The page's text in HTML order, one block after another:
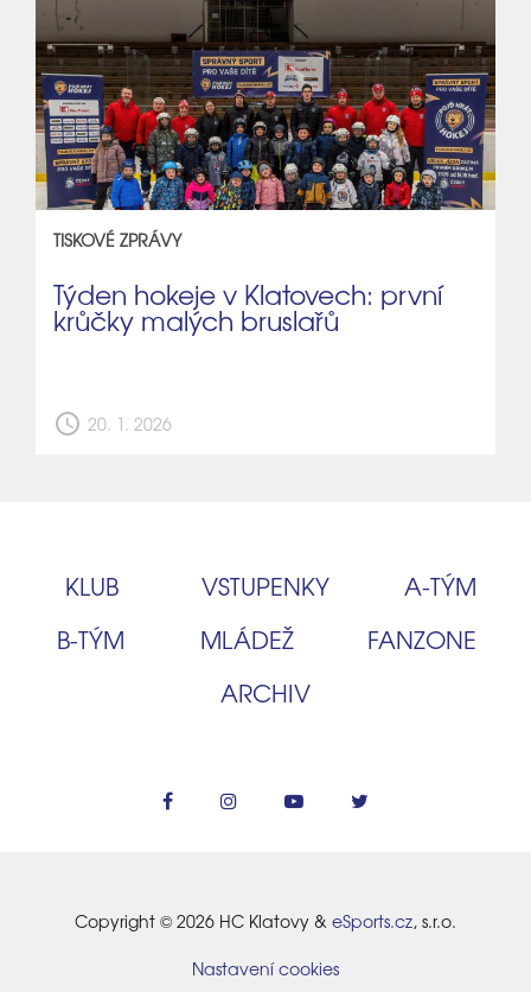
TISKOVÉ ZPRÁVY
Týden hokeje v Klatovech: první
krůčky malých bruslařů
schedule 20. 1. 2026
KLUB VSTUPENKY
A‑TÝM
B‑TÝM
MLÁDEŽ
FANZONE
ARCHIV
Copyright © 2026 HC Klatovy & eSports.cz, s.r.o.
Nastavení cookies